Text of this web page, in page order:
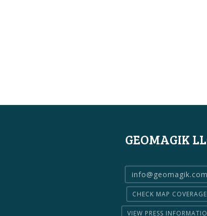
GEOMAGIK
info@geomagik.com
CHECK MAP COVERAGE
VIEW PRESS